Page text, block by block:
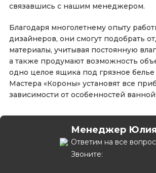
связавшись с нашим менеджером.
Благодаря многолетнему опыту
дизайнеров, они смогут подобрать
материалы, учитывая постоянную
а также продумают возможность
одно целое ящика под грязное
Мастера «Короны» установят все
зависимости от особенностей
Менеджер Юлия
Ответим на все
Звоните: